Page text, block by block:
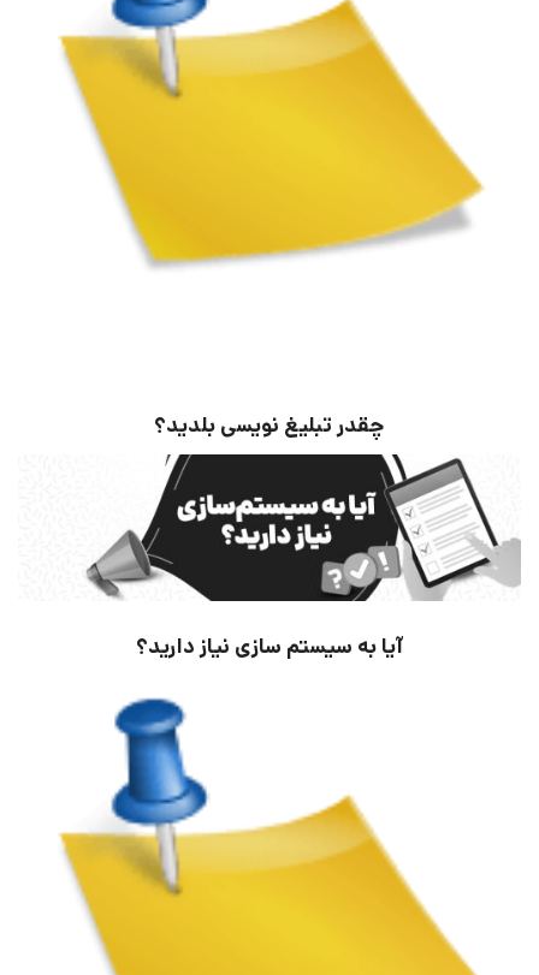
چقدر تبلیغ نویسی بلدید؟
آیا به سیستم سازی نیاز دارید؟